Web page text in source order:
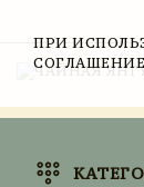
ПРИ